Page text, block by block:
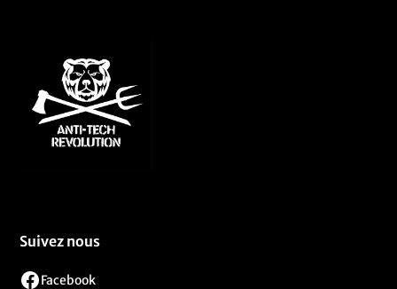
Suivez nous
Facebook